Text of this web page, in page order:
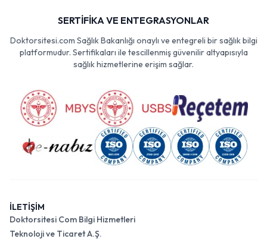
SERTİFİKA VE ENTEGRASYONLAR
Doktorsitesi.com Sağlık Bakanlığı onaylı ve entegreli bir sağlık bilgi
platformudur. Sertifikaları ile tescillenmiş güvenilir altyapısıyla
sağlık hizmetlerine erişim sağlar.
İLETİŞİM
Doktorsitesi Com Bilgi Hizmetleri
Teknoloji ve Ticaret A.Ş.